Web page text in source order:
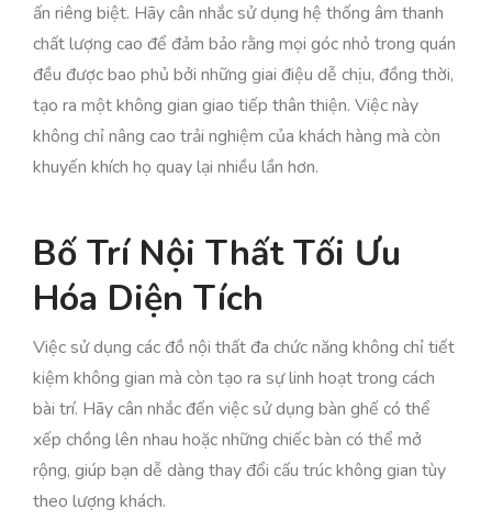
ấn riêng biệt. Hãy cân nhắc sử dụng hệ thống âm thanh
chất lượng cao để đảm bảo rằng mọi góc nhỏ trong quán
đều được bao phủ bởi những giai điệu dễ chịu, đồng thời,
tạo ra một không gian giao tiếp thân thiện. Việc này
không chỉ nâng cao trải nghiệm của khách hàng mà còn
khuyến khích họ quay lại nhiều lần hơn.
Bố Trí Nội Thất Tối Ưu
Hóa Diện Tích
Việc sử dụng các đồ nội thất đa chức năng không chỉ tiết
kiệm không gian mà còn tạo ra sự linh hoạt trong cách
bài trí. Hãy cân nhắc đến việc sử dụng bàn ghế có thể
xếp chồng lên nhau hoặc những chiếc bàn có thể mở
rộng, giúp bạn dễ dàng thay đổi cấu trúc không gian tùy
theo lượng khách.